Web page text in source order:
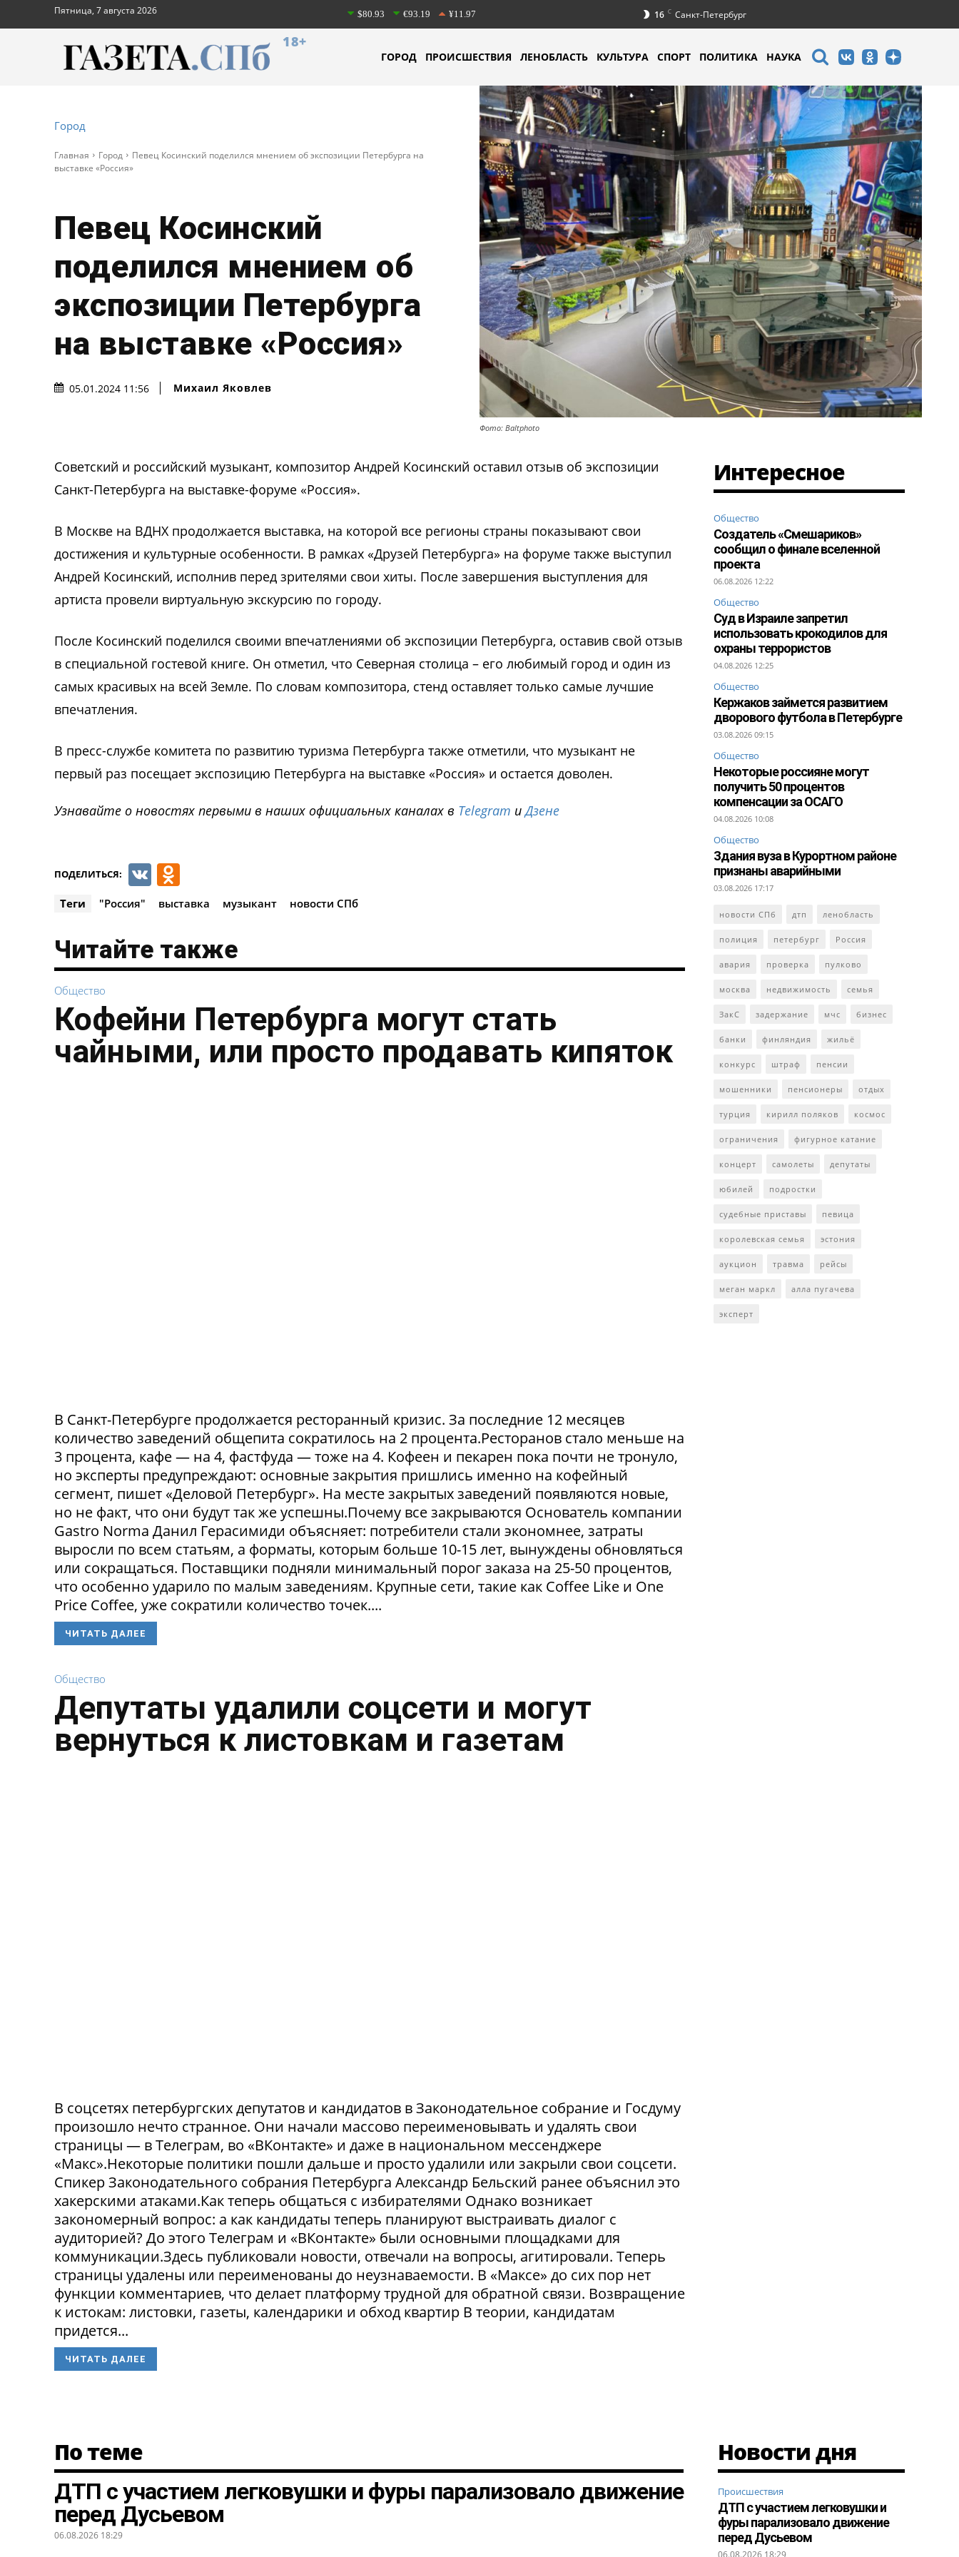
Пятница, 7 августа 2026 $80.93 €93.19 ¥11.97 16 C Санкт-Петербург
18+
ГОРОД ПРОИСШЕСТВИЯ ЛЕНОБЛАСТЬ КУЛЬТУРА СПОРТ ПОЛИТИКА НАУКА
Город
Главная Город
Певец Косинский поделился мнением об экспозиции Петербурга на
выставке «Россия»
Певец Косинский
поделился мнением об
экспозиции Петербурга
на выставке «Россия»
05.01.2024 11:56 Михаил Яковлев
Фото: Baltphoto
Советский и российский музыкант, композитор Андрей Косинский оставил отзыв об экспозиции
Санкт-Петербурга на выставке-форуме «Россия».
В Москве на ВДНХ продолжается выставка, на которой все регионы страны показывают свои
достижения и культурные особенности. В рамках «Друзей Петербурга» на форуме также выступил
Андрей Косинский, исполнив перед зрителями свои хиты. После завершения выступления для
артиста провели виртуальную экскурсию по городу.
После Косинский поделился своими впечатлениями об экспозиции Петербурга, оставив свой отзыв
в специальной гостевой книге. Он отметил, что Северная столица – его любимый город и один из
самых красивых на всей Земле. По словам композитора, стенд оставляет только самые лучшие
впечатления.
В пресс-службе комитета по развитию туризма Петербурга также отметили, что музыкант не
первый раз посещает экспозицию Петербурга на выставке «Россия» и остается доволен.
Узнавайте о новостях первыми в наших официальных каналах в Telegram иДзене
ПОДЕЛИТЬСЯ: VK
Теги "Россия" выставка музыкант новости СПб
Читайте также
Общество
Кофейни Петербурга могут стать
чайными, или просто продавать кипяток
В Санкт-Петербурге продолжается ресторанный кризис. За последние 12 месяцев
количество заведений общепита сократилось на 2 процента.Ресторанов стало меньше на
3 процента, кафе — на 4, фастфуда — тоже на 4. Кофеен и пекарен пока почти не тронуло,
но эксперты предупреждают: основные закрытия пришлись именно на кофейный
сегмент, пишет «Деловой Петербург». На месте закрытых заведений появляются новые,
но не факт, что они будут так же успешны.Почему все закрываются Основатель компании
Gastro Norma Данил Герасимиди объясняет: потребители стали экономнее, затраты
выросли по всем статьям, а форматы, которым больше 10-15 лет, вынуждены обновляться
или сокращаться. Поставщики подняли минимальный порог заказа на 25-50 процентов,
что особенно ударило по малым заведениям. Крупные сети, такие как Coffee Like и One
Price Coffee, уже сократили количество точек....
ЧИТАТЬ ДАЛЕЕ
Общество
Депутаты удалили соцсети и могут
вернуться к листовкам и газетам
В соцсетях петербургских депутатов и кандидатов в Законодательное собрание и Госдуму
произошло нечто странное. Они начали массово переименовывать и удалять свои
страницы — в Телеграм, во «ВКонтакте» и даже в национальном мессенджере
«Макс».Некоторые политики пошли дальше и просто удалили или закрыли свои соцсети.
Спикер Законодательного собрания Петербурга Александр Бельский ранее объяснил это
хакерскими атаками.Как теперь общаться с избирателями Однако возникает
закономерный вопрос: а как кандидаты теперь планируют выстраивать диалог с
аудиторией? До этого Телеграм и «ВКонтакте» были основными площадками для
коммуникации.Здесь публиковали новости, отвечали на вопросы, агитировали. Теперь
страницы удалены или переименованы до неузнаваемости. В «Максе» до сих пор нет
функции комментариев, что делает платформу трудной для обратной связи. Возвращение
к истокам: листовки, газеты, календарики и обход квартир В теории, кандидатам
придется...
ЧИТАТЬ ДАЛЕЕ
Интересное
Общество
Создатель «Смешариков»
сообщил о финале вселенной
проекта
06.08.2026 12:22
Общество
Суд в Израиле запретил
использовать крокодилов для
охраны террористов
04.08.2026 12:25
Общество
Кержаков займется развитием
дворового футбола в Петербурге
03.08.2026 09:15
Общество
Некоторые россияне могут
получить 50 процентов
компенсации за ОСАГО
04.08.2026 10:08
Общество
Здания вуза в Курортном районе
признаны аварийными
03.08.2026 17:17
новости СПб дтп ленобласть
полиция петербург Россия
авария проверка пулково
москва недвижимость семья
ЗакС задержание мчс бизнес
банки финляндия жильё
конкурс штраф пенсии
мошенники пенсионеры отдых
турция кирилл поляков космос
ограничения фигурное катание
концерт самолеты депутаты
юбилей подростки
судебные приставы певица
королевская семья эстония
аукцион травма рейсы
меган маркл алла пугачева
эксперт
Новости дня
Происшествия
ДТП с участием легковушки и
фуры парализовало движение
перед Дусьевом
06.08.2026 18:29
По теме
ДТП с участием легковушки и фуры парализовало движение
перед Дусьевом
06.08.2026 18:29